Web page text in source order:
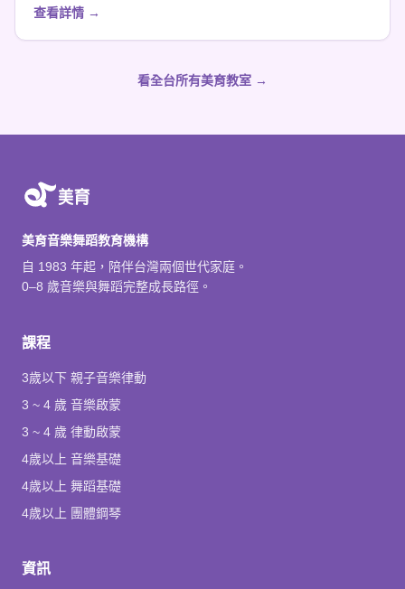
查看詳情 →
看全台所有美育教室 →
美育音樂舞蹈教育機構
自 1983 年起，陪伴台灣兩個世代家庭。
0–8 歲音樂與舞蹈完整成長路徑。
課程
3歲以下 親子音樂律動
3 ~ 4 歲 音樂啟蒙
3 ~ 4 歲 律動啟蒙
4歲以上 音樂基礎
4歲以上 舞蹈基礎
4歲以上 團體鋼琴
資訊